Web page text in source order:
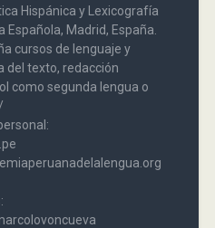
Hispánica y Lexicografía
Española, Madrid, España.
cursos de lenguaje y
del texto, redacción
como segunda lengua o